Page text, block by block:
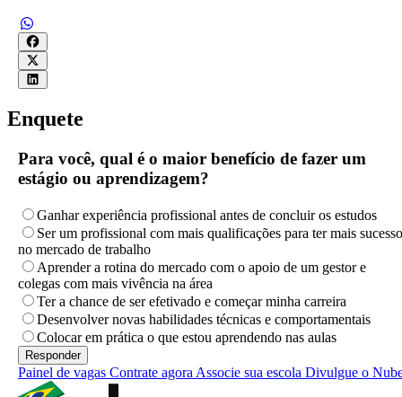
Enquete
Para você, qual é o maior benefício de fazer um
estágio ou aprendizagem?
Ganhar experiência profissional antes de concluir os estudos
Ser um profissional com mais qualificações para ter mais sucesso
no mercado de trabalho
Aprender a rotina do mercado com o apoio de um gestor e
colegas com mais vivência na área
Ter a chance de ser efetivado e começar minha carreira
Desenvolver novas habilidades técnicas e comportamentais
Colocar em prática o que estou aprendendo nas aulas
Painel de vagas Contrate agora Associe sua escola Divulgue o